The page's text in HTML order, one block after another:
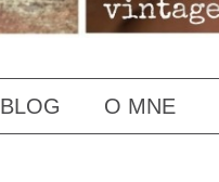
BLOG O MNE